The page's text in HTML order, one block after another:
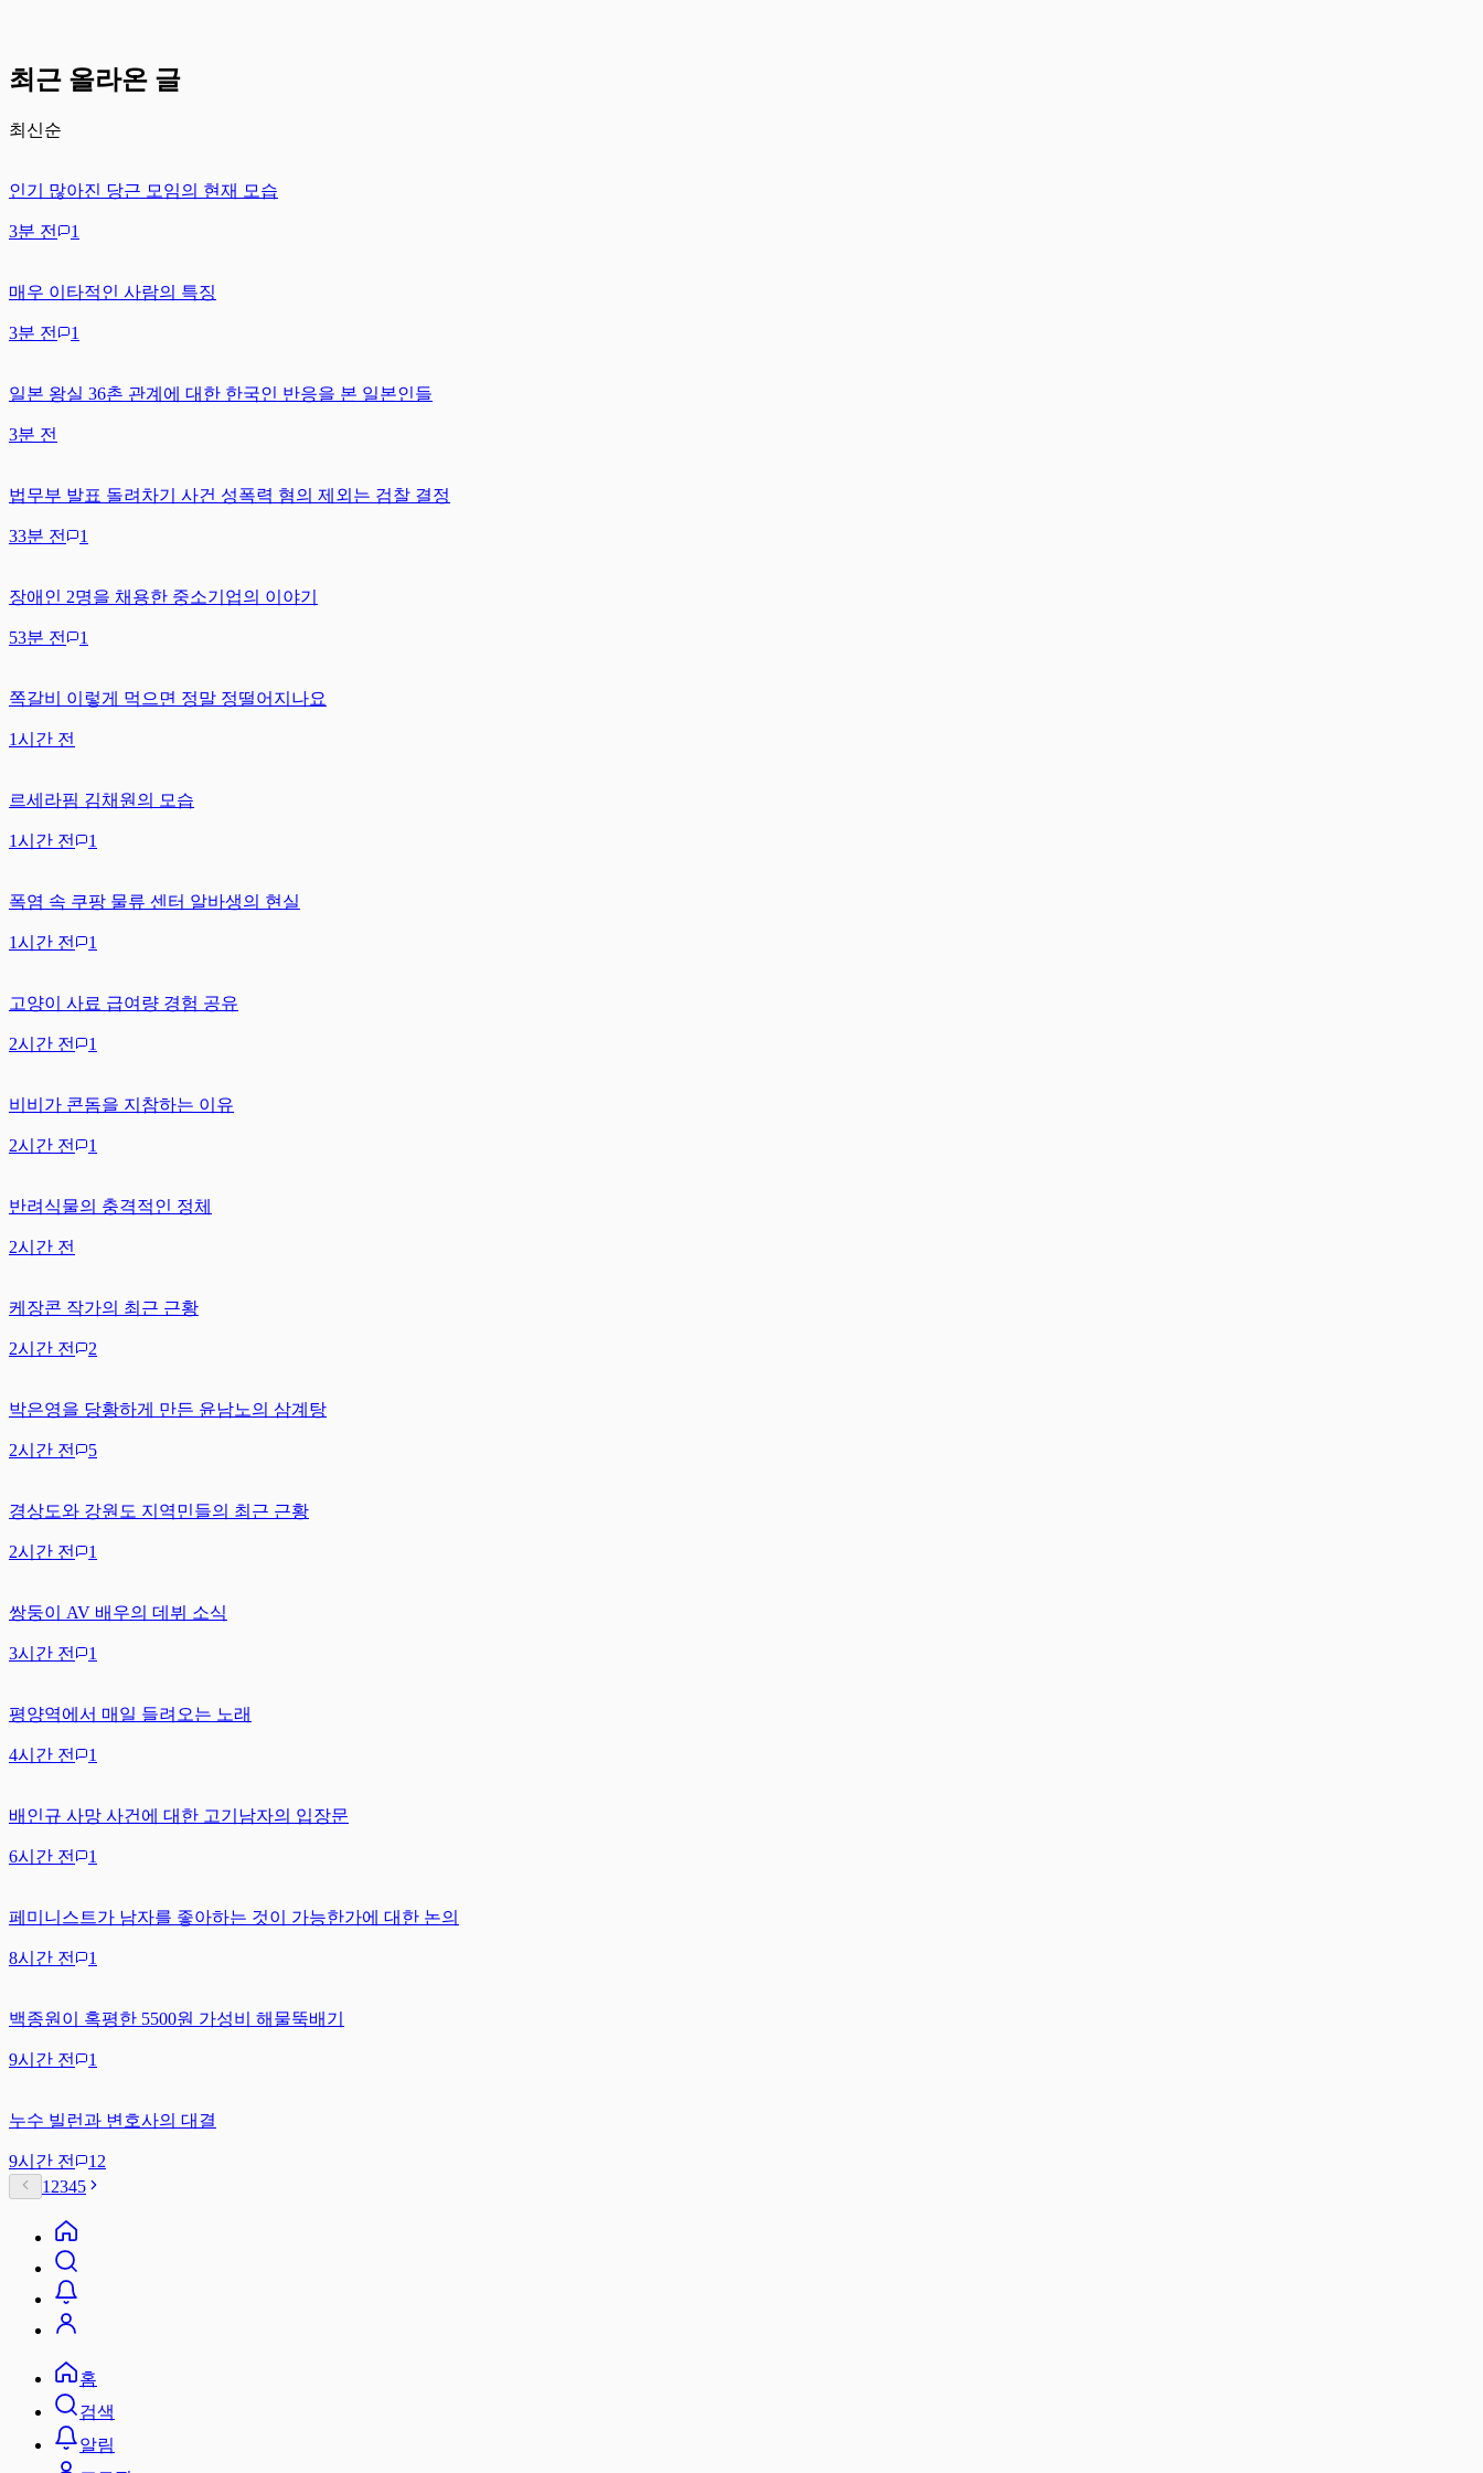
최근 올라온 글
최신순
인기 많아진 당근 모임의 현재 모습
3분 전 1
매우 이타적인 사람의 특징
3분 전 1
일본 왕실 36촌 관계에 대한 한국인 반응을 본 일본인들
3분 전
법무부 발표 돌려차기 사건 성폭력 혐의 제외는 검찰 결정
33분 전 1
장애인 2명을 채용한 중소기업의 이야기
53분 전 1
쪽갈비 이렇게 먹으면 정말 정떨어지나요
1시간 전
르세라핌 김채원의 모습
1시간 전 1
폭염 속 쿠팡 물류 센터 알바생의 현실
1시간 전 1
고양이 사료 급여량 경험 공유
2시간 전 1
비비가 콘돔을 지참하는 이유
2시간 전 1
반려식물의 충격적인 정체
2시간 전
케장콘 작가의 최근 근황
2시간 전 2
박은영을 당황하게 만든 윤남노의 삼계탕
2시간 전 5
경상도와 강원도 지역민들의 최근 근황
2시간 전 1
쌍둥이 AV 배우의 데뷔 소식
3시간 전 1
평양역에서 매일 들려오는 노래
4시간 전 1
배인규 사망 사건에 대한 고기남자의 입장문
6시간 전 1
페미니스트가 남자를 좋아하는 것이 가능한가에 대한 논의
8시간 전 1
백종원이 혹평한 5500원 가성비 해물뚝배기
9시간 전 1
누수 빌런과 변호사의 대결
9시간 전
12
1 2345
홈
검색
알림